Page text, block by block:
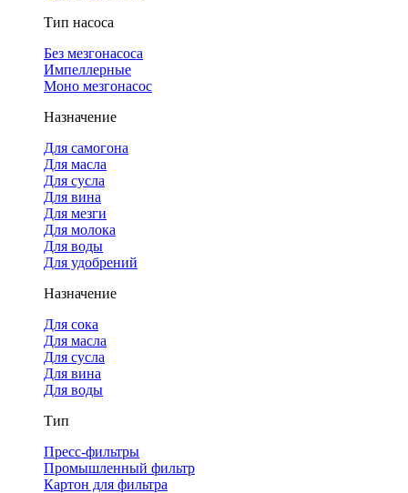
Тип насоса
Без мезгонасоса
Импеллерные
Моно мезгонасос
Назначение
Для самогона
Для масла
Для сусла
Для вина
Для мезги
Для молока
Для воды
Для удобрений
Назначение
Для сока
Для масла
Для сусла
Для вина
Для воды
Тип
Пресс-фильтры
Промышленный фильтр
Картон для фильтра